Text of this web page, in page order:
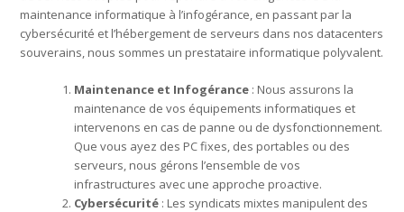
maintenance informatique à l’infogérance, en passant par la
cybersécurité et l’hébergement de serveurs dans nos datacenters
souverains, nous sommes un prestataire informatique polyvalent.
Maintenance et Infogérance : Nous assurons la
maintenance de vos équipements informatiques et
intervenons en cas de panne ou de dysfonctionnement.
Que vous ayez des PC fixes, des portables ou des
serveurs, nous gérons l’ensemble de vos
infrastructures avec une approche proactive.
Cybersécurité : Les syndicats mixtes manipulent des